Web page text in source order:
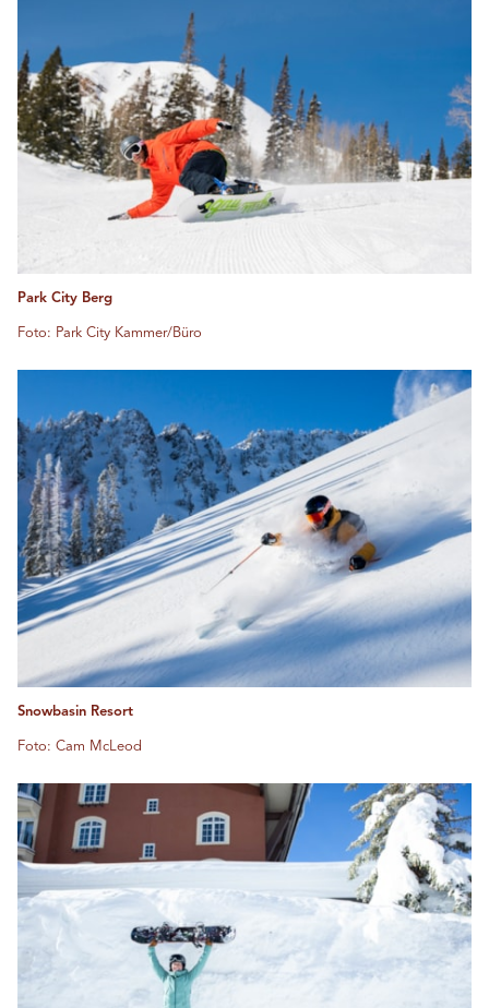
Park City Berg
Foto: Park City Kammer/Büro
Snowbasin Resort
Foto: Cam McLeod